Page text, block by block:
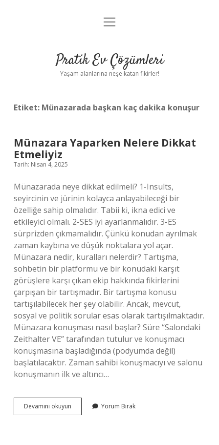
Anasayfa
Yasal Uyarı
menüyü
Pratik Ev Çözümleri
Yaşam alanlarına neşe katan fikirler!
Etiket: Münazarada başkan kaç dakika konuşur
Münazara Yaparken Nelere Dikkat
Etmeliyiz
Tarih: Nisan 4, 2025
Münazarada neye dikkat edilmeli? 1-Insults,
seyircinin ve jürinin kolayca anlayabileceği bir
özelliğe sahip olmalıdır. Tabii ki, ikna edici ve
etkileyici olmalı. 2-SES iyi ayarlanmalıdır. 3-ES
sürprizden çıkmamalıdır. Çünkü konudan ayrılmak
zaman kaybına ve düşük noktalara yol açar.
Münazara nedir, kuralları nelerdir? Tartışma,
sohbetin bir platformu ve bir konudaki karşıt
görüşlere karşı çıkan ekip hakkında fikirlerini
çarpışan bir tartışmadır. Bir tartışma konusu
tartışılabilecek her şey olabilir. Ancak, mevcut,
sosyal ve politik sorular esas olarak tartışılmaktadır.
Münazara konuşması nasıl başlar? Süre “Salondaki
Zeithalter VE” tarafından tutulur ve konuşmacı
konuşmasına başladığında (podyumda değil)
başlatılacaktır. Zaman sahibi konuşmacıyı ve salonu
konuşmanın ilk ve altıncı…
Devamını okuyun Münazara
Yaparken
Yorum Bırak